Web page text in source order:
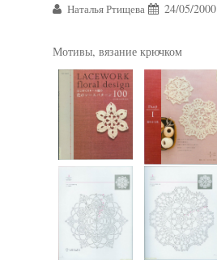
Наталья Ртищева 24/05/2000
Мотивы, вязание крючком